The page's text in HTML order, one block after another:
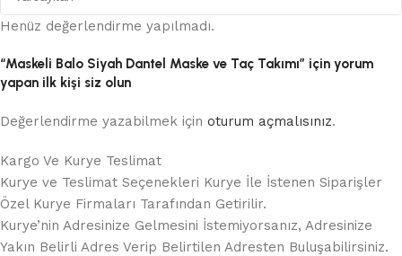
Henüz değerlendirme yapılmadı.
“Maskeli Balo Siyah Dantel Maske ve Taç Takımı” için yorum
yapan ilk kişi siz olun
Değerlendirme yazabilmek için oturum açmalısınız.
Kargo Ve Kurye Teslimat
Kurye ve Teslimat Seçenekleri Kurye İle İstenen Siparişler
Özel Kurye Firmaları Tarafından Getirilir.
Kurye’nin Adresinize Gelmesini İstemiyorsanız, Adresinize
Yakın Belirli Adres Verip Belirtilen Adresten Buluşabilirsiniz.